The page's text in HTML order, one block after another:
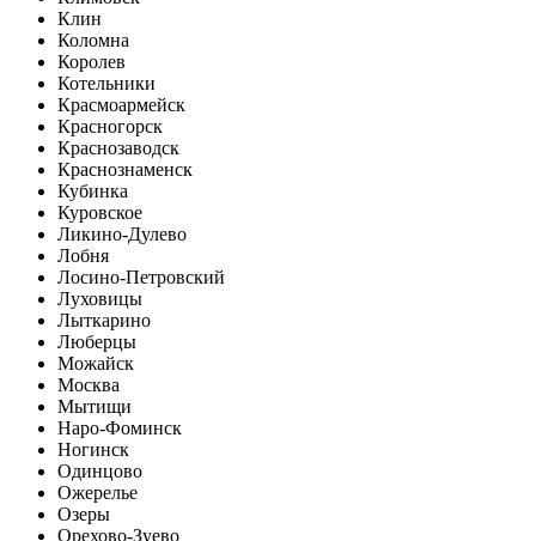
Клин
Коломна
Королев
Котельники
Красмоармейск
Красногорск
Краснозаводск
Краснознаменск
Кубинка
Куровское
Ликино-Дулево
Лобня
Лосино-Петровский
Луховицы
Лыткарино
Люберцы
Можайск
Москва
Мытищи
Наро-Фоминск
Ногинск
Одинцово
Ожерелье
Озеры
Орехово-Зуево